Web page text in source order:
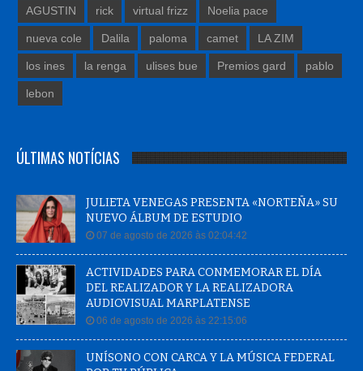
AGUSTIN rick virtual frizz Noelia pace
nueva cole Dalila paloma camet LA ZIM
los ines la renga ulises bue Premios gard pablo
lebon
ÚLTIMAS NOTÍCIAS
JULIETA VENEGAS PRESENTA «NORTEÑA» SU
NUEVO ÁLBUM DE ESTUDIO
07 de agosto de 2026 às 02:04:42
ACTIVIDADES PARA CONMEMORAR EL DÍA
DEL REALIZADOR Y LA REALIZADORA
AUDIOVISUAL MARPLATENSE
06 de agosto de 2026 às 22:15:06
UNÍSONO CON CARCA Y LA MÚSICA FEDERAL